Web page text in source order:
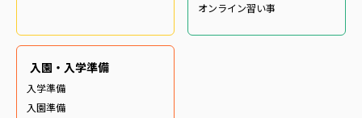
オンライン習い事
入園・入学準備
入学準備
入園準備